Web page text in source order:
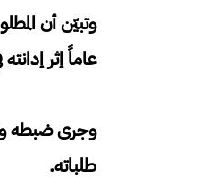
عاماً إثر
وجرى ضبطه
طلباته.